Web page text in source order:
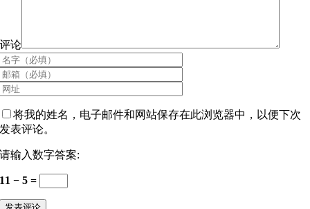
评论
将我的姓名，电子邮件和网站保存在此浏览器中，以便下次
发表评论。
请输入数字答案:
11 − 5 =